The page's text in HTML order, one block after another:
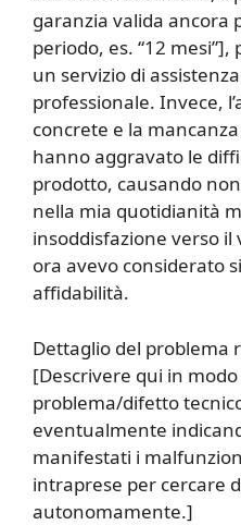
garanzia valida ancora
periodo, es. “12
un servizio di
professionale. Invece,
concrete e la
hanno aggravato le
prodotto, causando
nella mia quotidianità
insoddisfazione verso
ora avevo considerato
affidabilità.
Dettaglio del problema
[Descrivere qui in
problema/difetto
eventualmente
manifestati i
intraprese per cercare
autonomamente.]